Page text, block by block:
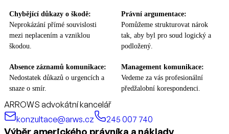
Chybějící důkazy o škodě:
Neprokázání přímé souvislosti
mezi neplacením a vzniklou
škodou.
Právní argumentace:
Pomůžeme strukturovat nárok
tak, aby byl pro soud logický a
podložený.
Absence záznamů komunikace:
Nedostatek důkazů o urgencích a
snaze o smír.
Management komunikace:
Vedeme za vás profesionální
předžalobní korespondenci.
ARROWS advokátní kancelář
konzultace@arws.cz
245 007 740